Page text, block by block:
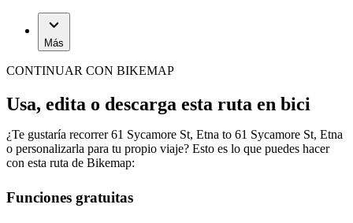
Más
CONTINUAR CON BIKEMAP
Usa, edita o descarga esta ruta en bici
¿Te gustaría recorrer 61 Sycamore St, Etna to 61 Sycamore St, Etna
o personalizarla para tu propio viaje? Esto es lo que puedes hacer
con esta ruta de Bikemap:
Funciones gratuitas